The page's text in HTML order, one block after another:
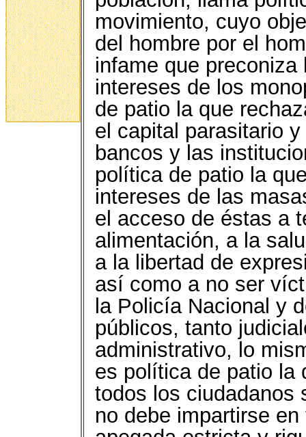
movimiento, cuyo
del hombre por el
infame que
intereses de los
de patio la que
el capital parasitario
bancos y las
política de patio la
intereses de las
el acceso de éstas a
alimentación, a la
a la libertad de
así como a no ser
la Policía Nacional y
públicos, tanto
administrativo, lo
es política de patio la
todos los ciudadanos
no debe impartirse